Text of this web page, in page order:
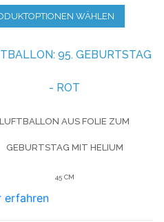
WÄHLEN
95. GEBURTSTAG
- ROT
LUFTBALLON AUS FOLIE ZUM
GEBURTSTAG MIT HELIUM
45 CM
erfahren